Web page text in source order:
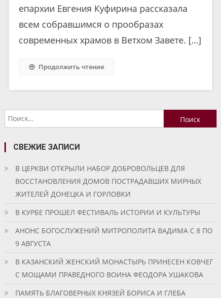
епархии Евгения Куфирина рассказала
всем собравшимся о прообразах
современных храмов в Ветхом Завете. […]
Продолжить чтение
Найти:
СВЕЖИЕ ЗАПИСИ
В ЦЕРКВИ ОТКРЫЛИ НАБОР ДОБРОВОЛЬЦЕВ ДЛЯ
ВОССТАНОВЛЕНИЯ ДОМОВ ПОСТРАДАВШИХ МИРНЫХ
ЖИТЕЛЕЙ ДОНЕЦКА И ГОРЛОВКИ
В КУРБЕ ПРОШЕЛ ФЕСТИВАЛЬ ИСТОРИИ И КУЛЬТУРЫ
АНОНС БОГОСЛУЖЕНИЙ МИТРОПОЛИТА ВАДИМА С 8 ПО
9 АВГУСТА
В КАЗАНСКИЙ ЖЕНСКИЙ МОНАСТЫРЬ ПРИНЕСЕН КОВЧЕГ
С МОЩАМИ ПРАВЕДНОГО ВОИНА ФЕОДОРА УШАКОВА
ПАМЯТЬ БЛАГОВЕРНЫХ КНЯЗЕЙ БОРИСА И ГЛЕБА